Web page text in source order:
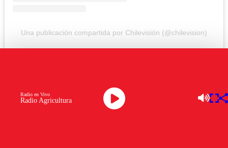
Una publicación compartida por Chilevisión (@chilevision)
CATEGORÍA DESTACADA 1
FALOON LARRAGUIBEL
KAROL LUCERO
Radio Agricultura
Radio en Vivo